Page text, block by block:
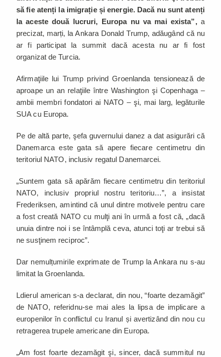
să fie atenți la imigrație și energie. Dacă nu sunt atenți
la aceste două lucruri, Europa nu va mai exista”, a
precizat, marți, la Ankara Donald Trump, adăugând că nu
ar fi participat la summit dacă acesta nu ar fi fost
organizat de Turcia.
Afirmaţiile lui Trump privind Groenlanda tensionează de
aproape un an relaţiile între Washington şi Copenhaga –
ambii membri fondatori ai NATO – şi, mai larg, legăturile
SUA cu Europa.
Pe de altă parte, şefa guvernului danez a dat asigurări că
Danemarca este gata să apere fiecare centimetru din
teritoriul NATO, inclusiv regatul Danemarcei.
„Suntem gata să apărăm fiecare centimetru din teritoriul
NATO, inclusiv propriul nostru teritoriu…”, a insistat
Frederiksen, amintind că unul dintre motivele pentru care
a fost creată NATO cu mulţi ani în urmă a fost că, „dacă
unuia dintre noi i se întâmplă ceva, atunci toţi ar trebui să
ne susţinem reciproc”.
Dar nemulțumirile exprimate de Trump la Ankara nu s-au
limitat la Groenlanda.
Ldierul american s-a declarat, din nou, “foarte dezamăgit”
de NATO, referidnu-se mai ales la lipsa de implicare a
europenilor în conflictul cu Iranul și avertizând din nou cu
retragerea trupele americane din Europa.
„Am fost foarte dezamăgit şi, sincer, dacă summitul nu